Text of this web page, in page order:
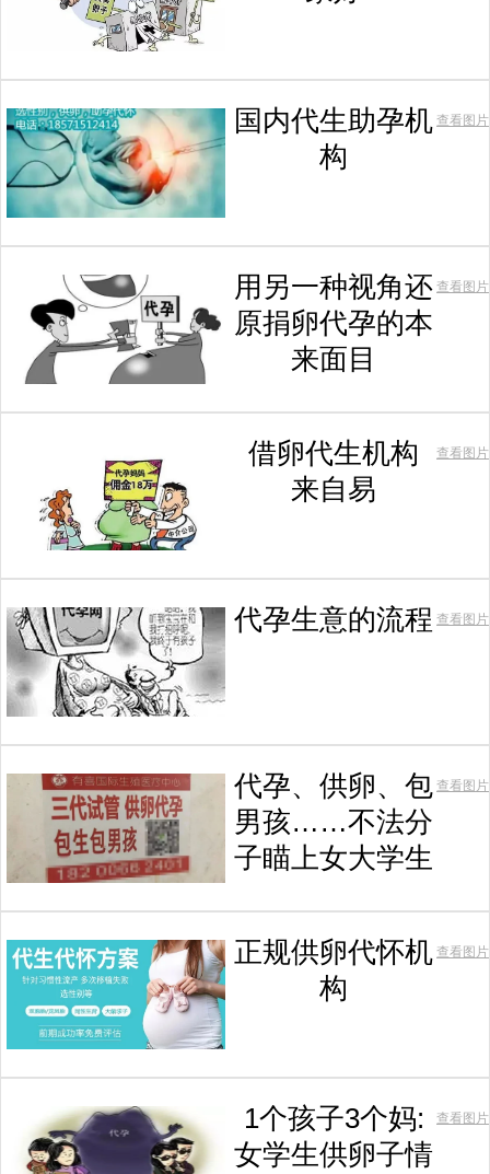
国内代生助孕机
构
查看图片
用另一种视角还
原捐卵代孕的本
来面目
查看图片
借卵代生机构
来自易
查看图片
代孕生意的流程 查看图片
代孕、供卵、包
男孩……不法分
子瞄上女大学生
查看图片
正规供卵代怀机
构
查看图片
1个孩子3个妈:
女学生供卵子情
查看图片